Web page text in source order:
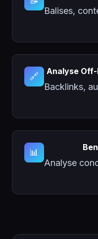
Balises,
🔗 Analyse Off-
Backlinks,
📊
Analyse